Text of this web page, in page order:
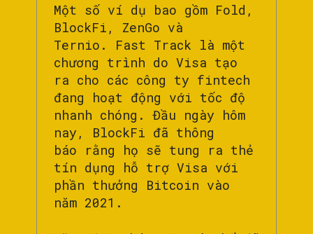
Một số ví dụ bao gồm Fold,
BlockFi, ZenGo và
Ternio. Fast Track là một
chương trình do Visa tạo
ra cho các công ty fintech
đang hoạt động với tốc độ
nhanh chóng. Đầu ngày hôm
nay, BlockFi đã thông
báo rằng họ sẽ tung ra thẻ
tín dụng hỗ trợ Visa với
phần thưởng Bitcoin vào
năm 2021.